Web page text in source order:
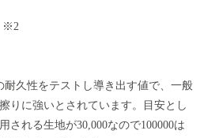
※2
久性をテストし導き出す値で、一般
りに強いとされています。目安とし
される生地が30,000なので100000は